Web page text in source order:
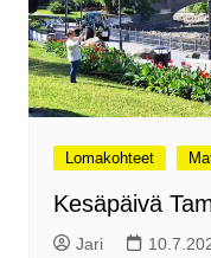
Lomakohteet
Kesäpäivä
Jari